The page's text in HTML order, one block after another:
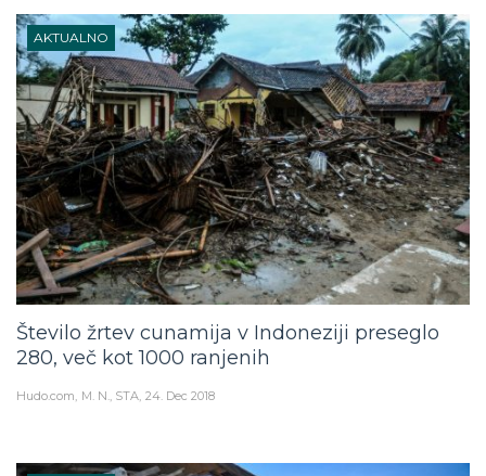
AKTUALNO
Število žrtev cunamija v Indoneziji preseglo
280, več kot 1000 ranjenih
Hudo.com M. N., STA 24. Dec 2018